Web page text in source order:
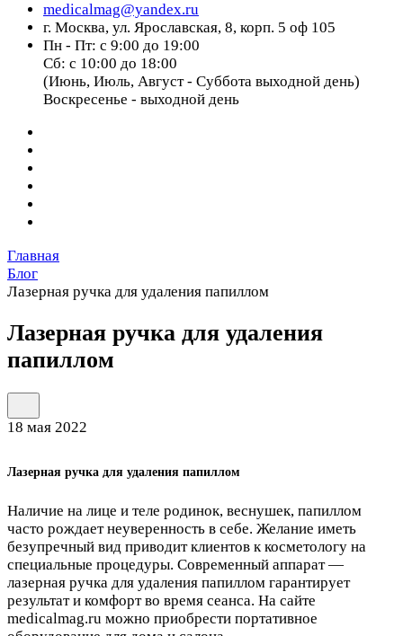
medicalmag@yandex.ru
г. Москва, ул. Ярославская, 8, корп. 5 оф 105
Пн - Пт: с 9:00 до 19:00
Сб: с 10:00 до 18:00
(Июнь, Июль, Август - Суббота выходной день)
Воскресенье - выходной день
Главная
Блог
Лазерная ручка для удаления папиллом
Лазерная ручка для удаления
папиллом
18 мая 2022
Лазерная ручка для удаления папиллом
Наличие на лице и теле родинок, веснушек, папиллом
часто рождает неуверенность в себе. Желание иметь
безупречный вид приводит клиентов к косметологу на
специальные процедуры. Современный аппарат —
лазерная ручка для удаления папиллом гарантирует
результат и комфорт во время сеанса. На сайте
medicalmag.ru можно приобрести портативное